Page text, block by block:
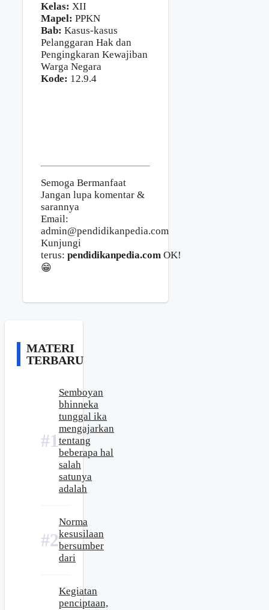
Kelas: XII
Mapel: PPKN
Bab: Kasus-kasus
Pelanggaran Hak dan
Pengingkaran Kewajiban
Warga Negara
Kode: 12.9.4
Semoga Bermanfaat
Jangan lupa komentar &
sarannya
Email:
admin@pendidikanpedia.com
Kunjungi
terus: pendidikanpedia.com OK!
😁
MATERI
TERBARU
Semboyan
bhinneka
tunggal ika
mengajarkan
tentang
beberapa hal
salah
satunya
adalah
Norma
kesusilaan
bersumber
dari
Kegiatan
penciptaan,